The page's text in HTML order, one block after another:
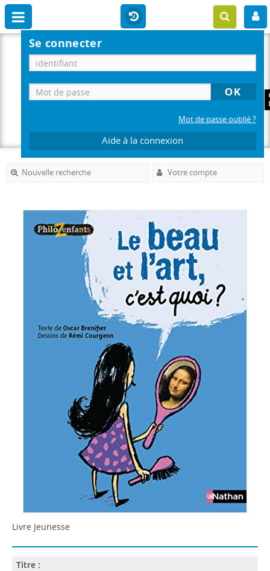
Se connecter
Mot de passe oublié ?
Aide à la connexion
Nouvelle recherche Votre compte
Livre Jeunesse
Titre :